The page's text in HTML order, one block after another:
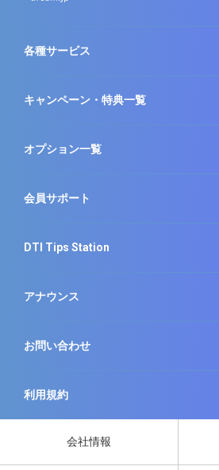
各種サービス
キャンペーン・特典一覧
オプション一覧
会員サポート
DTI Tips Station
アナウンス
お問い合わせ
利用規約
会社情報